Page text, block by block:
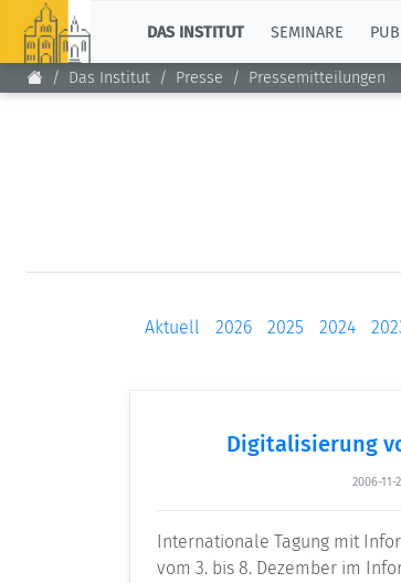
DAS INSTITUT SEMINARE
Das Institut Presse Pressemitteilungen
Aktuell 2026 2025 2024
Digitalisierung
2006-11-
Internationale Tagung mit
vom 3. bis 8. Dezember im